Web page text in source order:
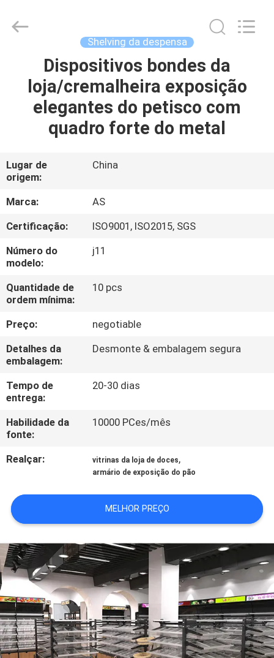
CASA
PRODUTOS
VÍDEOS
SOBRE
NÓS
EXCURSÃO
DA
FÁBRICA
CONTROLE
DA
QUALIDADE
CONTACTE-
NOS
PEÇA
CITAÇÕES
MAPA
DO
SITE
PRIVACY
POLICY
Display
Shelves
Shelving da despensa
Dispositivos bondes da
loja/cremalheira exposição
elegantes do petisco com
quadro forte do metal
Lugar de
origem:
China
Marca:
AS
Certificação:
ISO9001, ISO2015, SGS
Número do
modelo:
j11
Quantidade de
ordem mínima:
10 pcs
Preço:
negotiable
Detalhes da
embalagem:
Desmonte & embalagem segura
Tempo de
entrega:
20-30 dias
Habilidade da
fonte:
10000 PCes/mês
Realçar: vitrinas da loja de doces,
armário de exposição do pão
MELHOR PREÇO